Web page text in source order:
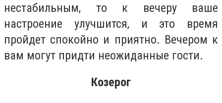
нестабильным, то к вечеру ваше
настроение улучшится, и это время
пройдет спокойно и приятно. Вечером к
вам могут придти неожиданные гости.
Козерог